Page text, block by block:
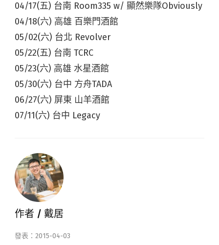
04/17(五) 台南 Room335 w/ 顯然樂隊Obviously
04/18(六) 高雄 百樂門酒館
05/02(六) 台北 Revolver
05/22(五) 台南 TCRC
05/23(六) 高雄 水星酒館
05/30(六) 台中 方舟TADA
06/27(六) 屏東 山羊酒館
07/11(六) 台中 Legacy
作者 / 戴居
發表：2015-04-03